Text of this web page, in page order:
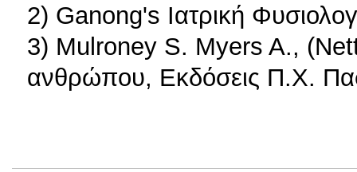
2) Ganong's Ιατρική
3) Mulroney S. Myers A.,
ανθρώπου, Εκδόσεις Π.Χ.